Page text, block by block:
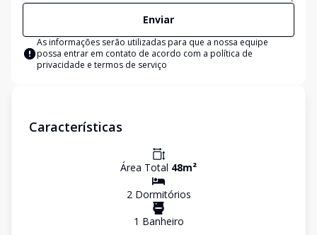
Enviar
As informações serão utilizadas para que a nossa equipe
possa entrar em contato de acordo com a política de
privacidade e termos de serviço
Características
Área Total 48m²
2Dormitórios
1 Banheiro